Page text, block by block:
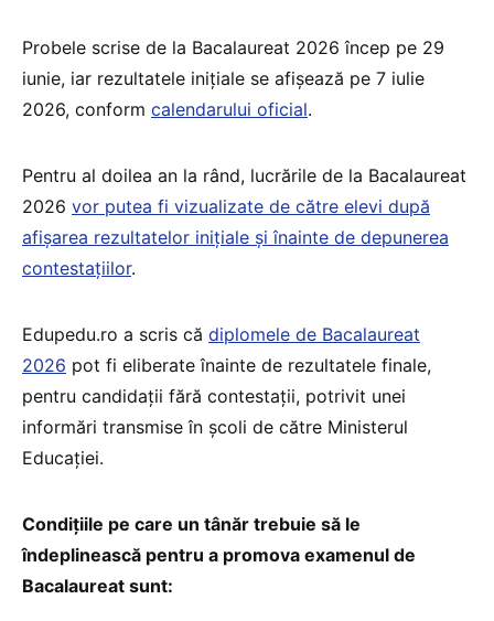
Probele scrise de la Bacalaureat 2026 încep pe 29
iunie, iar rezultatele inițiale se afișează pe 7 iulie
2026, conform calendarului oficial.
Pentru al doilea an la rând, lucrările de la Bacalaureat
2026 vor putea fi vizualizate de către elevi după
afișarea rezultatelor inițiale și înainte de depunerea
contestațiilor.
Edupedu.ro a scris că diplomele de Bacalaureat
2026 pot fi eliberate înainte de rezultatele finale,
pentru candidații fără contestații, potrivit unei
informări transmise în școli de către Ministerul
Educației.
Condițiile pe care un tânăr trebuie să le
îndeplinească pentru a promova examenul de
Bacalaureat sunt: